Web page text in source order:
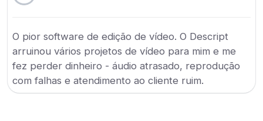
O pior software de edição de vídeo. O Descript
arruinou vários projetos de vídeo para mim e me
fez perder dinheiro - áudio atrasado, reprodução
com falhas e atendimento ao cliente ruim.